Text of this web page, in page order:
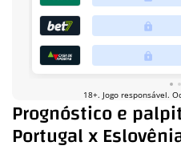
Prognóstico e
Portugal x